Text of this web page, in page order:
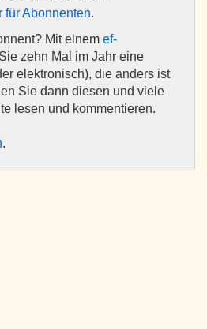
für Abonnenten.
Mit einem ef-
zehn Mal im Jahr eine
elektronisch), die anders ist
Sie dann diesen und viele
lesen und kommentieren.
.